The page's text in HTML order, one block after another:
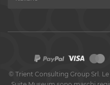
© Trient Consulting Group Srl.